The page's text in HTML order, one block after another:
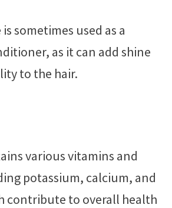
sometimes used as a
as it can add shine
to the hair.
various vitamins and
potassium, calcium, and
contribute to overall health